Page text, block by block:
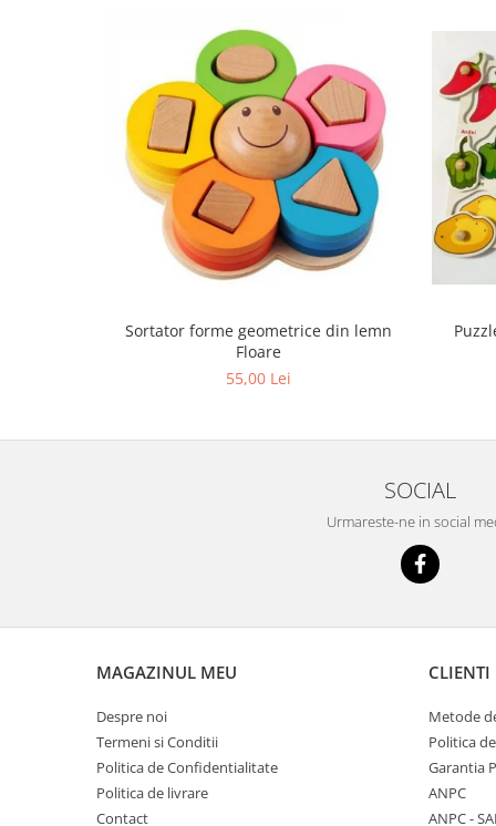
Sortator forme geometrice din lemn
Floare
55,00 Lei
SOCIAL
Urmareste-ne in social
MAGAZINUL MEU
Despre noi
Termeni si Conditii
Politica de Confidentialitate
Politica de livrare
Contact
CLIENTI
Metode
Politica
Garantia
ANPC
ANPC -